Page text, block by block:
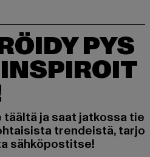
PYS
ja saat jatkossa tie
trendeistä, tarjo
sähköpostitse!